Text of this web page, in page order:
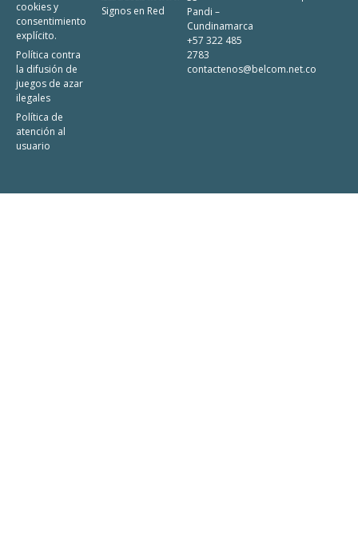
cookies y
consentimiento
explícito.
Política contra
la difusión de
juegos de azar
ilegales
Política de
atención al
usuario
Signos en Red
Pandi –
Cundinamarca
+57 322 485
2783
contactenos@belcom.net.co